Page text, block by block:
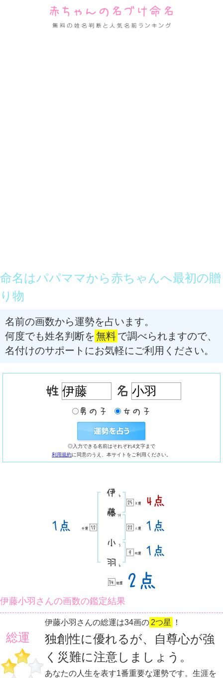
命名はパパママから赤ちゃんへ最初の贈
り物
名前の画数から運勢を占います。
何度でも姓名判断を 無料で調べられますので、
名付けのサポートにお気軽にご利用ください。
◎入力できる名前はそれぞれ4文字まで
利用規約に同意のうえ、本サイトをご利用ください。
伊藤小羽さんの画数の鑑定結果
総運
伊藤小羽さんの総運は34画の 2つ星 ！
独創性に優れるが、自尊心が強
く災難に注意しましょう。
あなたの人生を表す1番重要な運勢です。生涯を